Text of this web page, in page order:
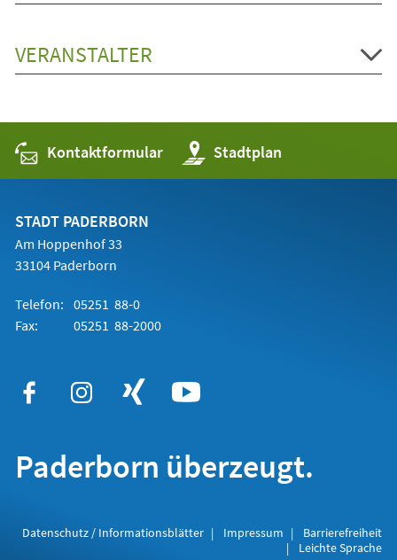
VERANSTALTER
Kontaktformular Stadtplan
(Öffnet
in
einem
STADT PADERBORN
Am Hoppenhof 33
33104 Paderborn
Telefon: 05251 88-0
Fax:
05251 88-2000
Paderborn überzeugt.
Datenschutz / Informationsblätter Impressum
Barrierefreiheit
Leichte Sprache